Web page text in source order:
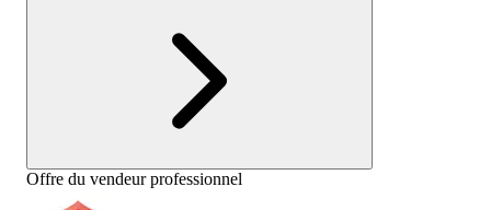
Offre du vendeur professionnel